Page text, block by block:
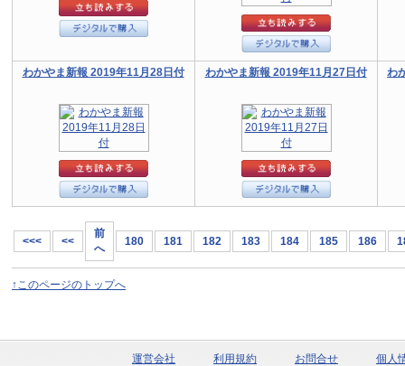
わかやま新報 2019年11月28日付 わかやま新報 2019年11月27日付 わ
<<< <<
前
へ
180 181 182 183 184 185 186
↑このページのトップへ
運営会社 利用規約 お問合せ 個人